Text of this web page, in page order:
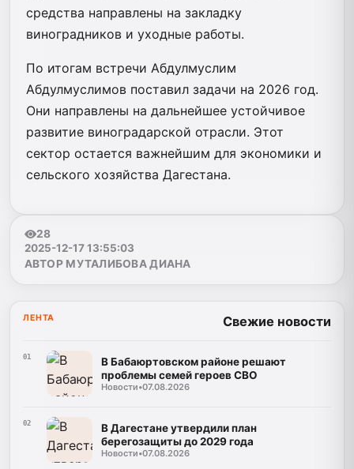
средства направлены на закладку
виноградников и уходные работы.
По итогам встречи Абдулмуслим
Абдулмуслимов поставил задачи на 2026 год.
Они направлены на дальнейшее устойчивое
развитие виноградарской отрасли. Этот
сектор остается важнейшим для экономики и
сельского хозяйства Дагестана.
28
2025-12-17 13:55:03
АВТОР МУТАЛИБОВА ДИАНА
ЛЕНТА Свежие новости
01
В Бабаюртовском районе решают
проблемы семей героев СВО
Новости•07.08.2026
02
В Дагестане утвердили план
берегозащиты до 2029 года
Новости•07.08.2026